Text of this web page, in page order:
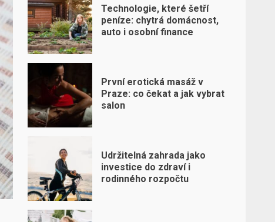
Technologie, které šetří
peníze: chytrá domácnost,
auto i osobní finance
První erotická masáž v
Praze: co čekat a jak vybrat
salon
Udržitelná zahrada jako
investice do zdraví i
rodinného rozpočtu